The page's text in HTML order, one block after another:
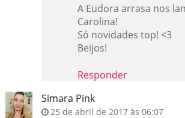
A Eudora arrasa nos
Carolina!
Só novidades top! <3
Beijos!
Responder
Simara Pink
25 de abril de 2017 às 06:07